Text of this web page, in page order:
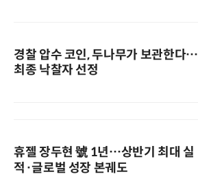
경찰 압수 코인, 두나무가 보관한다…
최종 낙찰자 선정
휴젤 장두현 號 1년…상반기 최대 실
적·글로벌 성장 본궤도